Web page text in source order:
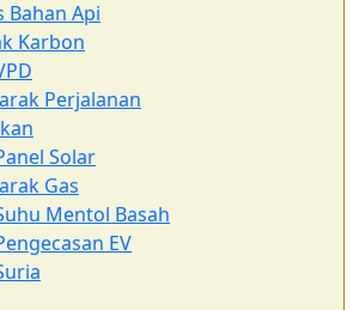
Bahan Api
Karbon
Perjalanan
Solar
Gas
Mentol Basah
EV